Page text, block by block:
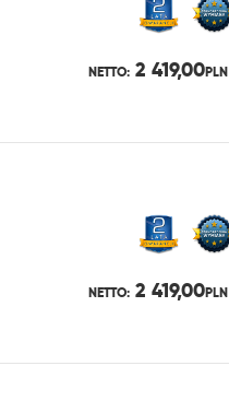
NETTO: 2 419,00PLN
NETTO: 2 419,00PLN